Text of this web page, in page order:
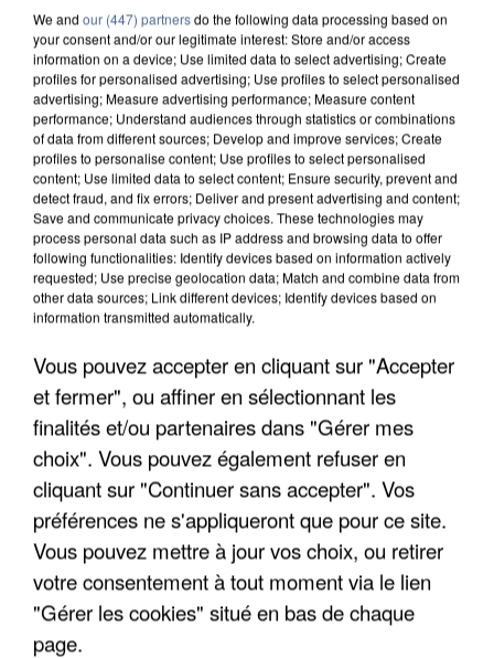
DE FAUNE SAUVAGE SONT...
We and our (447) partnersdo the following data processing based on
your consent and/or our legitimate interest: Store and/or access
information on a device; Use limited data to select advertising; Create
profiles for personalised advertising; Use profiles to select personalised
advertising; Measure advertising performance; Measure content
performance; Understand audiences through statistics or combinations
of data from different sources; Develop and improve services; Create
profiles to personalise content; Use profiles to select personalised
content; Use limited data to select content; Ensure security, prevent and
detect fraud, and fix errors; Deliver and present advertising and content;
Save and communicate privacy choices. These technologies may
process personal data such as IP address and browsing data to offer
following functionalities: Identify devices based on information actively
requested; Use precise geolocation data; Match and combine data from
other data sources; Link different devices; Identify devices based on
information transmitted automatically.
Vous pouvez accepter en cliquant sur "Accepter
et fermer", ou affiner en sélectionnant les
finalités et/ou partenaires dans "Gérer mes
choix". Vous pouvez également refuser en
cliquant sur "Continuer sans accepter". Vos
préférences ne s'appliqueront que pour ce site.
Vous pouvez mettre à jour vos choix, ou retirer
votre consentement à tout moment via le lien
"Gérer les cookies" situé en bas de chaque
page.